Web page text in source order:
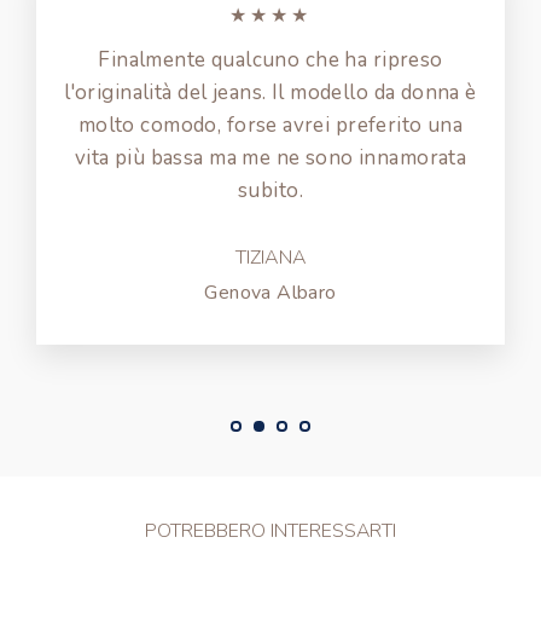
★★★★
Finalmente qualcuno che ha ripreso
l'originalità del jeans. Il modello da donna è
molto comodo, forse avrei preferito una
vita più bassa ma me ne sono innamorata
subito.
TIZIANA
Genova Albaro
POTREBBERO INTERESSARTI